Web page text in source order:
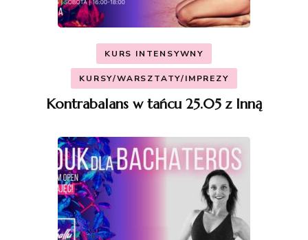
KURS INTENSYWNY
KURSY/WARSZTATY/IMPREZY
Kontrabalans w tańcu 25.05 z Inną